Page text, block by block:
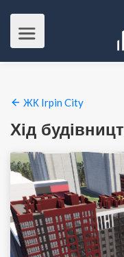
ЖК Irpin City
Хід